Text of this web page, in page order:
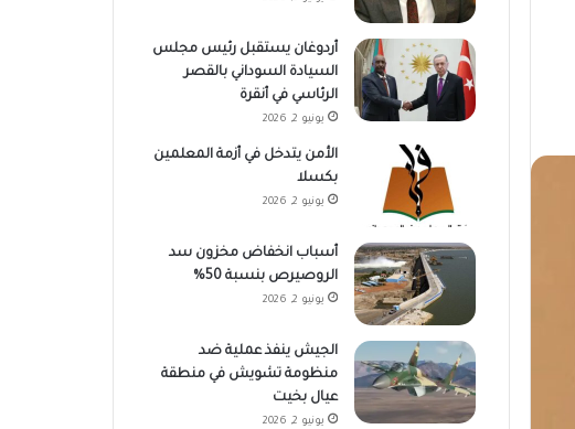
أردوغان يستقبل رئيس مجلس
السيادة السوداني بالقصر
الرئاسي في أنقرة
يونيو 2, 2026
الأمن يتدخل في أزمة المعلمين
بكسلا
يونيو 2, 2026
أسباب انخفاض مخزون سد
الروصيرص بنسبة 50%
يونيو 2, 2026
الجيش ينفذ عملية ضد
منظومة تشويش في منطقة
عيال بخيت
يونيو 2, 2026